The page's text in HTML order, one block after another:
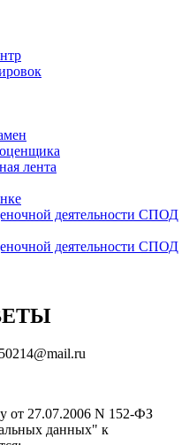
лента
деятельности СПОД
деятельности СПОД
от 27.07.2006 N 152-ФЗ
данных" к